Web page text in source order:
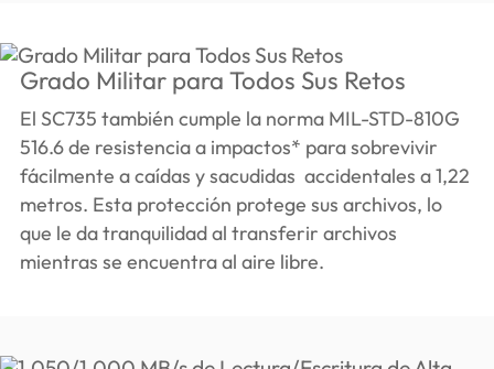
Grado Militar para Todos Sus Retos
El SC735 también cumple la norma MIL-STD-810G
516.6 de resistencia a impactos* para sobrevivir
fácilmente a caídas y sacudidas accidentales a 1,22
metros. Esta protección protege sus archivos, lo
que le da tranquilidad al transferir archivos
mientras se encuentra al aire libre.